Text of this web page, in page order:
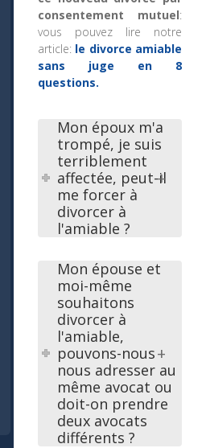
consentement mutuel:
vous pouvez lire notre
article: le divorce amiable
sans juge en 8
questions.
Mon époux m'a
trompé, je suis
terriblement
affectée, peut-il
me forcer à
divorcer à
l'amiable ?
Mon épouse et
moi-même
souhaitons
divorcer à
l'amiable,
pouvons-nous
nous adresser au
même avocat ou
doit-on prendre
deux avocats
différents ?